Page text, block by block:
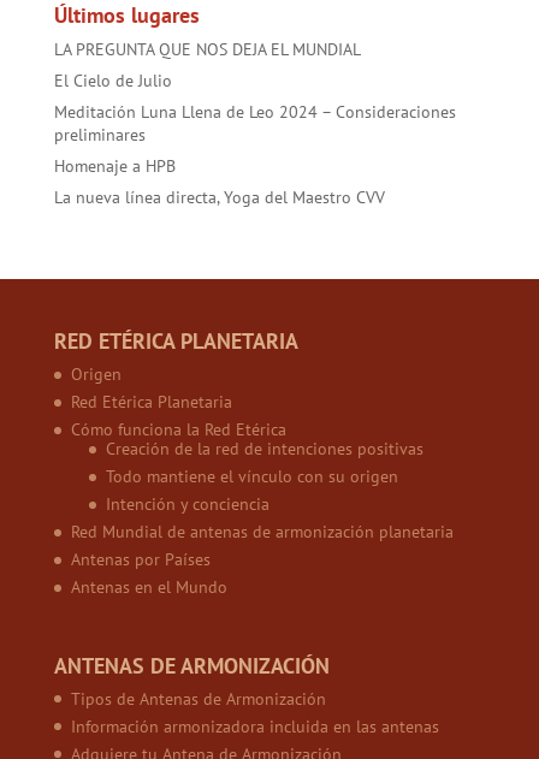
Últimos lugares
LA PREGUNTA QUE NOS DEJA EL MUNDIAL
El Cielo de Julio
Meditación Luna Llena de Leo 2024 – Consideraciones
preliminares
Homenaje a HPB
La nueva línea directa, Yoga del Maestro CVV
RED ETÉRICA PLANETARIA
Origen
Red Etérica Planetaria
Cómo funciona la Red Etérica
Creación de la red de intenciones positivas
Todo mantiene el vínculo con su origen
Intención y conciencia
Red Mundial de antenas de armonización planetaria
Antenas por Países
Antenas en el Mundo
ANTENAS DE ARMONIZACIÓN
Tipos de Antenas de Armonización
Información armonizadora incluida en las antenas
Adquiere tu Antena de Armonización